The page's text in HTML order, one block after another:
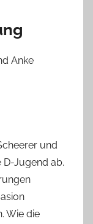
Anke
und
Jugend ab.
Wie die